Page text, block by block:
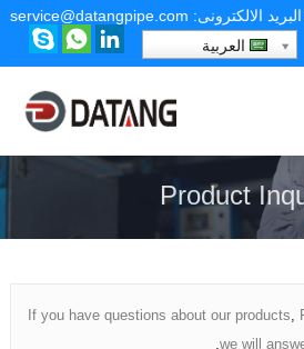
البريد الالكترونى: service@datangpipe.com
العربية
Product
If you have questions about our products
we will
.